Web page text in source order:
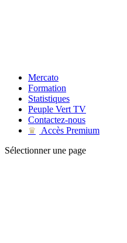
Mercato
Formation
Statistiques
Peuple Vert TV
Contactez-nous
♛
Accès Premium
Sélectionner une page